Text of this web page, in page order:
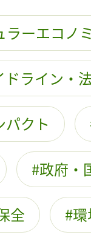
ラーエコノ
ドライン・
パクト
政府・
全